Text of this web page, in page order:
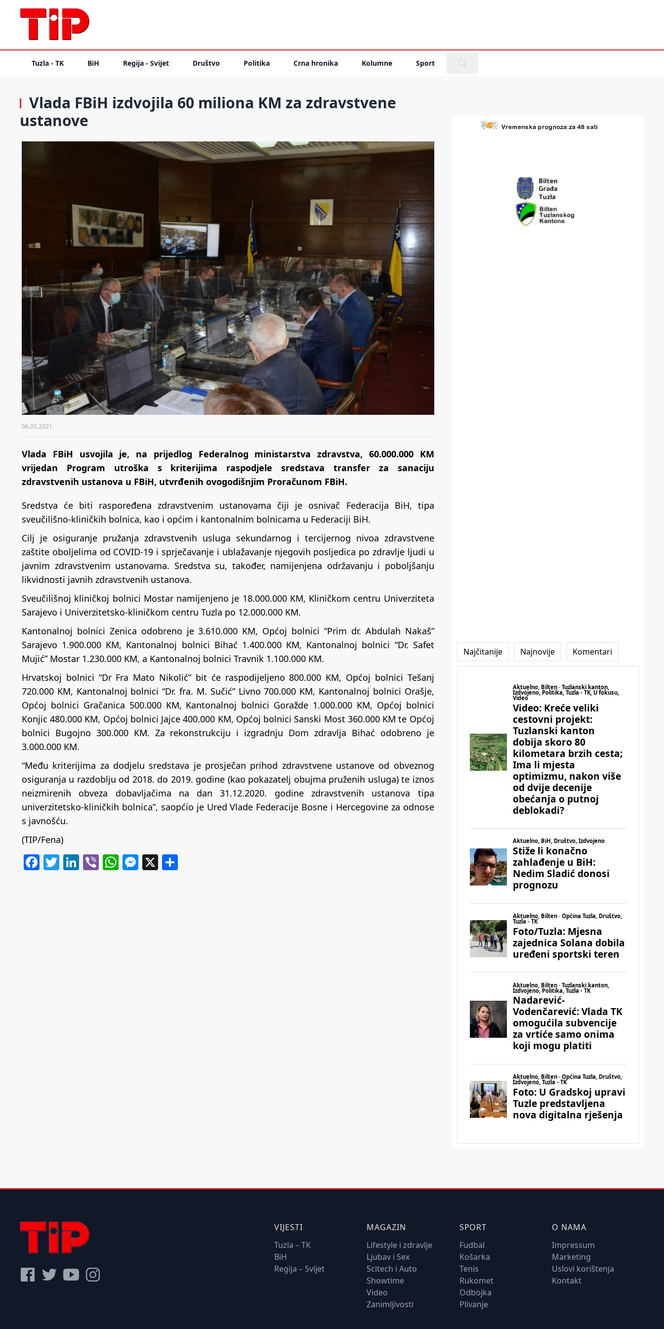
Tuzla - TK BiH Regija - Svijet Društvo Politika Crna hronika Kolumne Sport
Vlada FBiH izdvojila 60 miliona KM za zdravstvene
ustanove
06.05.2021.
Vlada FBiH usvojila je, na prijedlog Federalnog ministarstva zdravstva, 60.000.000 KM
vrijedan Program utroška s kriterijima raspodjele sredstava transfer za sanaciju
zdravstvenih ustanova u FBiH, utvrđenih ovogodišnjim Proračunom FBiH.
Sredstva će biti raspoređena zdravstvenim ustanovama čiji je osnivač Federacija BiH, tipa
sveučilišno-kliničkih bolnica, kao i općim i kantonalnim bolnicama u Federaciji BiH.
Cilj je osiguranje pružanja zdravstvenih usluga sekundarnog i tercijernog nivoa zdravstvene
zaštite oboljelima od COVID-19 i sprječavanje i ublažavanje njegovih posljedica po zdravlje ljudi u
javnim zdravstvenim ustanovama. Sredstva su, također, namijenjena održavanju i pobolјšanju
likvidnosti javnih zdravstvenih ustanova.
Sveučilišnoj kliničkoj bolnici Mostar namijenjeno je 18.000.000 KM, Kliničkom centru Univerziteta
Sarajevo i Univerzitetsko-kliničkom centru Tuzla po 12.000.000 KM.
Kantonalnoj bolnici Zenica odobreno je 3.610.000 KM, Općoj bolnici “Prim dr. Abdulah Nakaš”
Sarajevo 1.900.000 KM, Kantonalnoj bolnici Bihać 1.400.000 KM, Kantonalnoj bolnici “Dr. Safet
Mujić” Mostar 1.230.000 KM, a Kantonalnoj bolnici Travnik 1.100.000 KM.
Hrvatskoj bolnici “Dr Fra Mato Nikolić” bit će raspodijeljeno 800.000 KM, Općoj bolnici Tešanj
720.000 KM, Kantonalnoj bolnici “Dr. fra. M. Sučić” Livno 700.000 KM, Kantonalnoj bolnici Orašje,
Općoj bolnici Gračanica 500.000 KM, Kantonalnoj bolnici Goražde 1.000.000 KM, Općoj bolnici
Konjic 480.000 KM, Općoj bolnici Jajce 400.000 KM, Općoj bolnici Sanski Most 360.000 KM te Općoj
bolnici Bugojno 300.000 KM. Za rekonstrukciju i izgradnju Dom zdravlja Bihać odobreno je
3.000.000 KM.
“Među kriterijima za dodjelu sredstava je prosječan prihod zdravstvene ustanove od obveznog
osiguranja u razdoblju od 2018. do 2019. godine (kao pokazatelj obujma pruženih usluga) te iznos
neizmirenih obveza dobavljačima na dan 31.12.2020. godine zdravstvenih ustanova tipa
univerzitetsko-kliničkih bolnica”, saopćio je Ured Vlade Federacije Bosne i Hercegovine za odnose
s javnošću.
(TIP/Fena)
Facebook
Twitter
LinkedIn
ViberWhatsApp
Messenger
X
Najčitanije Najnovije Komentari
VIJESTI
Tuzla – TK
BiH
Regija – Svijet
MAGAZIN
Lifestyle i zdravlje
Ljubav i Sex
Scitech i Auto
Showtime
Video
Zanimljivosti
SPORT
Fudbal
Košarka
Tenis
Rukomet
Odbojka
Plivanje
O NAMA
Impressum
Marketing
Uslovi korištenja
Kontakt